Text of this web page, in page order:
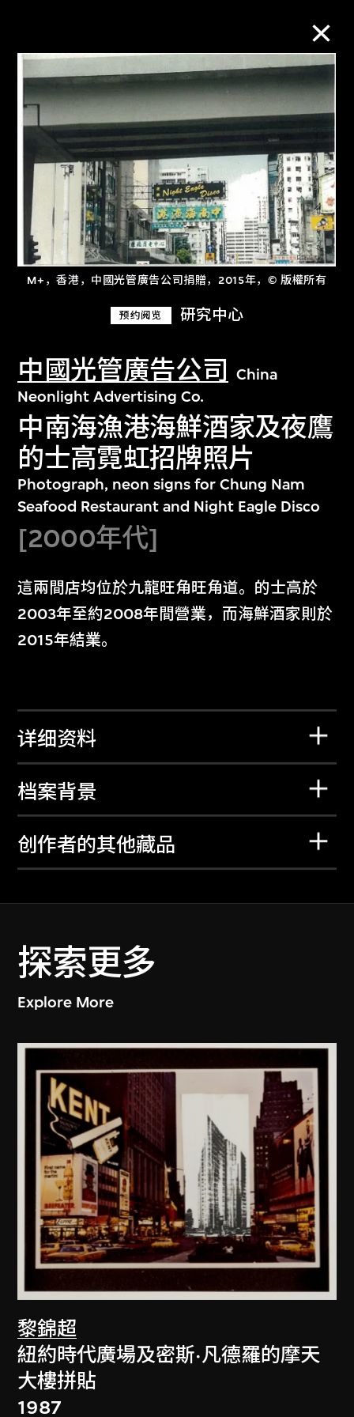
M+，香港，中國光管廣告公司捐贈，2015年，© 版權所有
预约阅览 研究中心
中國光管廣告公司
China
Neonlight Advertising Co.
中南海漁港海鮮酒家及夜鷹
的士高霓虹招牌照片
Photograph, neon signs for Chung Nam
Seafood Restaurant and Night Eagle Disco
[2000年代]
這兩間店均位於九龍旺角旺角道。的士高於
2003年至約2008年間營業，而海鮮酒家則於
2015年結業。
详细资料
档案背景
创作者的其他藏品
探索更多
Explore More
黎錦超
紐約時代廣場及密斯·凡德羅的摩天
大樓拼貼
1987
M+藏品
进一步筛选 搜索
关于M+藏品
文化藏品。